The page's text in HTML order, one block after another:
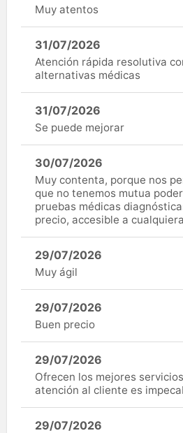
Muy atentos
31/07/2026
Atención rápida resolutiva
alternativas médicas
31/07/2026
Se puede mejorar
30/07/2026
Muy contenta, porque nos
que no tenemos mutua
pruebas médicas
precio, accesible a
29/07/2026
Muy ágil
29/07/2026
Buen precio
29/07/2026
Ofrecen los mejores
atención al cliente es
29/07/2026